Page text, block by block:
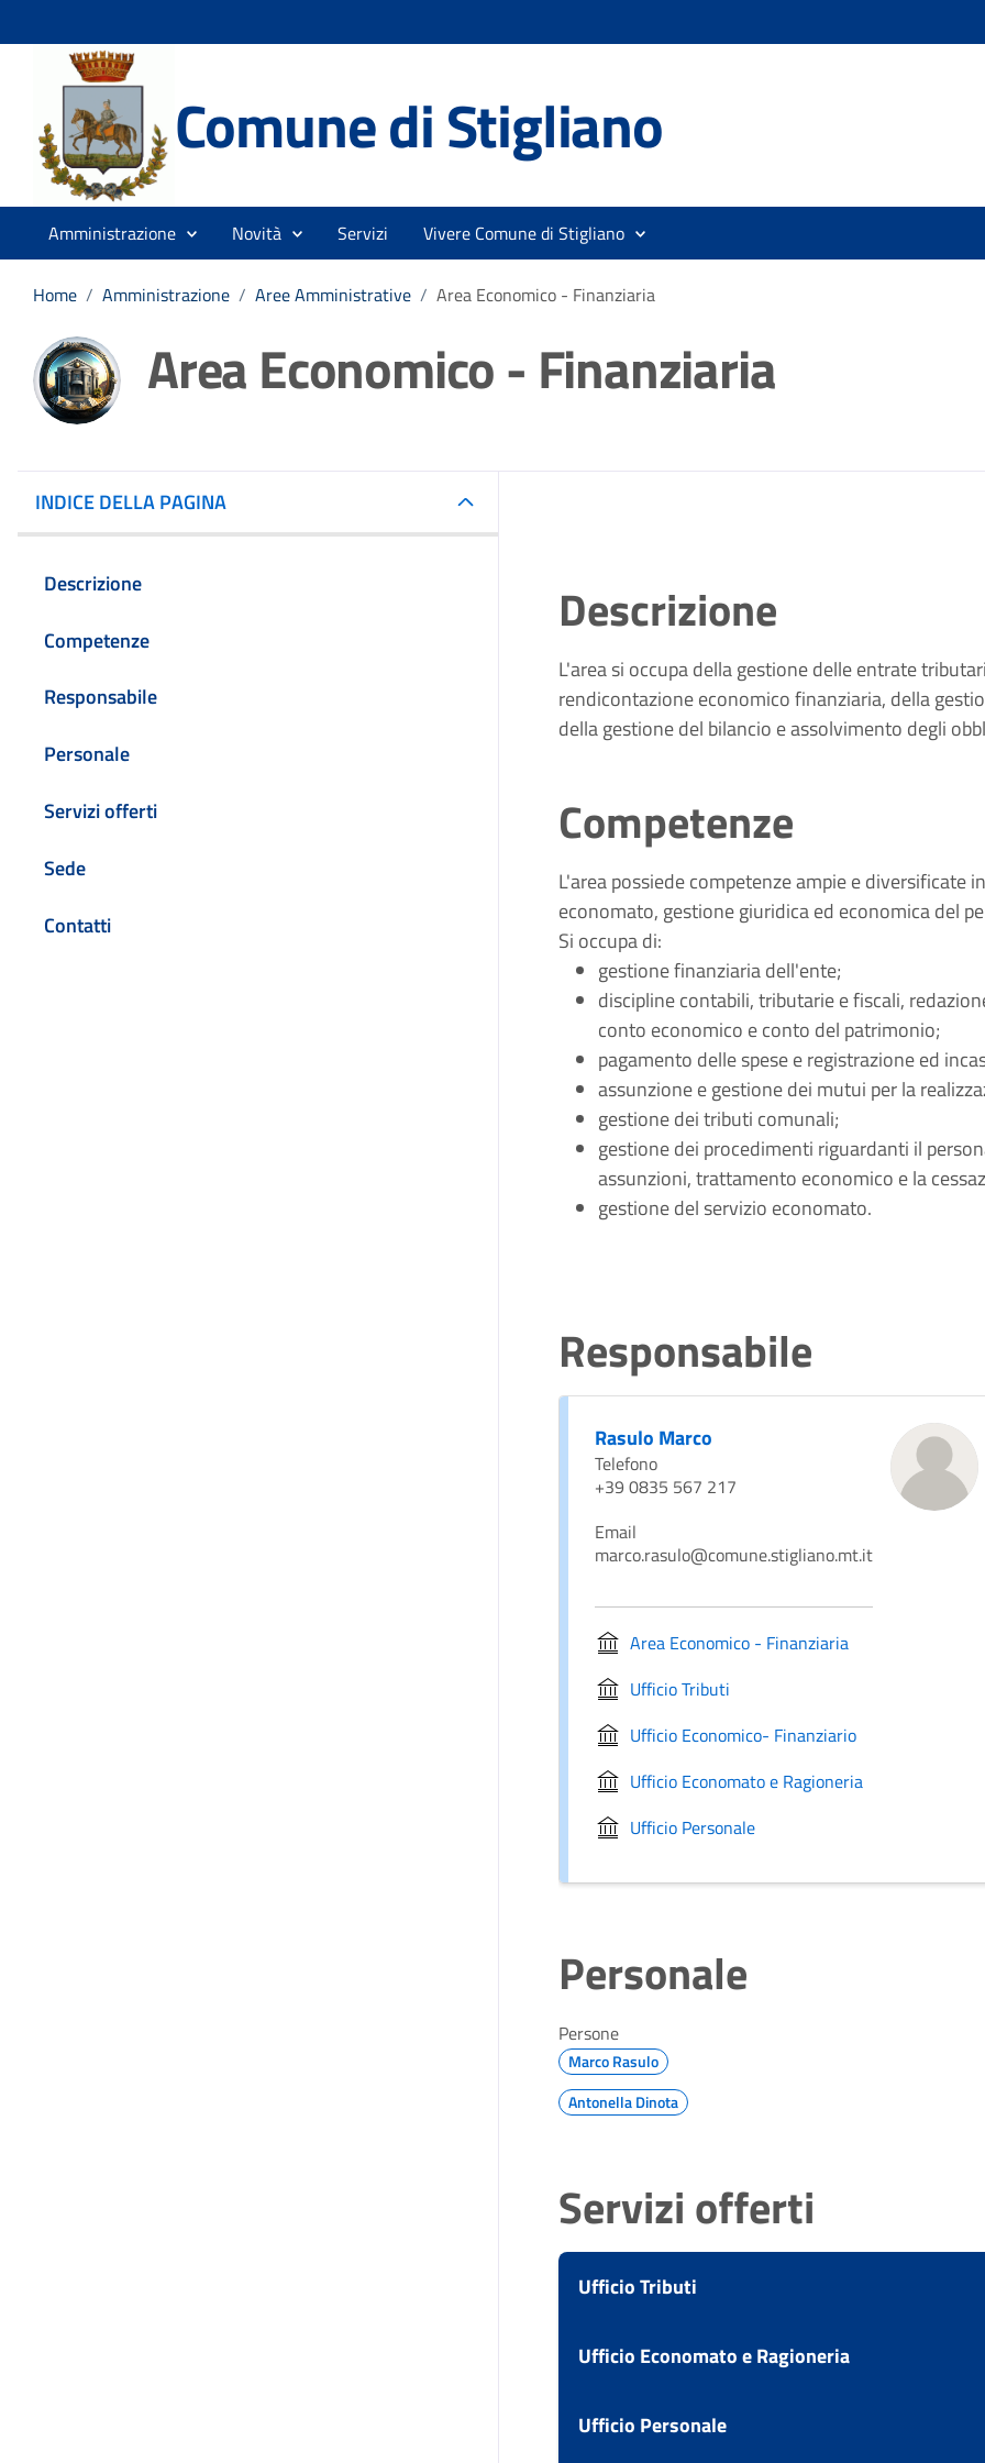
Comune di Stigliano
Amministrazione Novità Servizi Vivere Comune di Stigliano
Home / Amministrazione / Aree Amministrative / Area Economico - Finanziaria
Area Economico - Finanziaria
INDICE DELLA PAGINA
Descrizione
Competenze
Responsabile
Personale
Servizi offerti
Sede
Contatti
Descrizione
L'area si occupa della gestione delle entrate
rendicontazione economico finanziaria, della
della gestione del bilancio e assolvimento degli
Competenze
L'area possiede competenze ampie e diversificate
economato, gestione giuridica ed economica del
Si occupa di:
gestione finanziaria dell'ente;
discipline contabili, tributarie e fiscali,
conto economico e conto del patrimonio;
pagamento delle spese e registrazione ed
assunzione e gestione dei mutui per la
gestione dei tributi comunali;
gestione dei procedimenti riguardanti il
assunzioni, trattamento economico e la
gestione del servizio economato.
Responsabile
Rasulo Marco
Telefono
+39 0835 567 217
Email
marco.rasulo@comune.stigliano.mt.it
Area Economico - Finanziaria
Ufficio Tributi
Ufficio Economico- Finanziario
Ufficio Economato e Ragioneria
Ufficio Personale
Personale
Persone
Marco Rasulo
Antonella Dinota
Servizi offerti
Ufficio Tributi
Accertamento tributario
Ufficio Economato e Ragioneria
Ufficio Personale